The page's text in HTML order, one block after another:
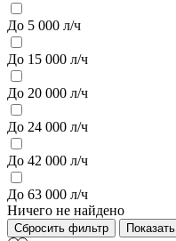
До 5 000 л/ч
До 15 000 л/ч
До 20 000 л/ч
До 24 000 л/ч
До 42 000 л/ч
До 63 000 л/ч
Ничего не найдено
Сбросить фильтр Показать